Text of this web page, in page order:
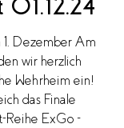
1. Dezember Am
wir herzlich
Wehrheim ein!
das Finale
Reihe ExGo –